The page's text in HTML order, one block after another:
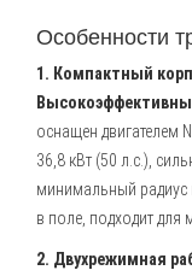
Особенности
1. Компактный
оснащен
36,8 кВт (50 л.с.),
минимальный радиус
в поле, подходит для
2. Двухрежимная